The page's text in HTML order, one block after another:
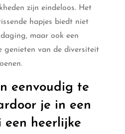
zijn eindeloos. Het
hapjes biedt niet
maar ook een
genieten van de diversiteit
eenvoudig te
je in een
heerlijke